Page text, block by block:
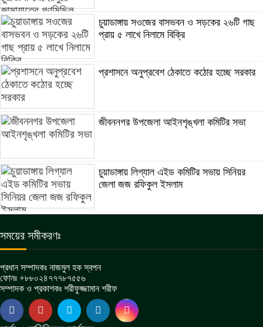
চুয়াডাঙ্গায় সওজের বাসভবন ও সড়কের ২৬টি গাছ
প্রায় ৫ লাখে নিলামে বিক্রি
প্রশাসনে অনুপ্রবেশ ঠেকাতে কঠোর হচ্ছে সরকার
জীবননগর উপজেলা আইনশৃঙ্খলা কমিটির সভা
চুয়াডাঙ্গায় লিগ্যাল এইড কমিটির সভায় সিনিয়র
জেলা জজ রফিকুল ইসলাম
সময়ের সমীকরণঃ
প্রধান সম্পাদকঃ নাজমুল হক স্বপন
ফোনঃ +৮৮০২৪৭৭৭৮৭৫৫৬
সম্পাদক ও প্রকাশকঃ শরীফুজ্জামান শরীফ